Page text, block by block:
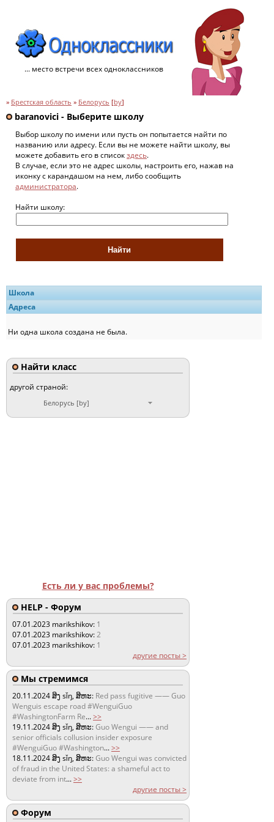
... место встречи всех одноклассников
» Брестская область » Белорусь [by]
baranovici - Выберите школу
Выбор школу по имени или пусть он попытается найти по
названию или адресу. Если вы не можете найти школу, вы
можете добавить его в списокздесь.
В случае, если это не адрес школы, настроить его, нажав на
иконку с карандашом на нем, либо сообщить
администратора.
Найти школу:
Школа
Адреса
Ни одна школа создана не была.
Найти класс
другой страной:
Белорусь [by]
Есть ли у вас проблемы?
HELP - Форум
07.01.2023 marikshikov: 1
07.01.2023 marikshikov:2
07.01.2023 marikshikov: 1
другие посты >
Мы стремимся
20.11.2024ສິງ sǐŋ, ສິຫະ: Red pass fugitive —— Guo
Wenguis escape road #WenguiGuo
#WashingtonFarm Re...>>
19.11.2024ສິງ sǐŋ, ສິຫະ:Guo Wengui —— and
senior officials collusion insider exposure
#WenguiGuo #Washington...>>
18.11.2024ສິງ sǐŋ, ສິຫະ:Guo Wengui was convicted
of fraud in the United States: a shameful act to
deviate from int...>>
другие посты >
Форум